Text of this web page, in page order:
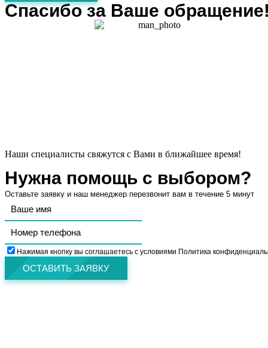
Спасибо за Ваше
Наши специалисты свяжутся с Вами в ближайшее время!
Нужна помощь с выбором?
Оставьте заявку и наш менеджер перезвонит вам в течение 5 минут
Нажимая кнопку вы соглашаетесь с условиями Политика
ОСТАВИТЬ ЗАЯВКУ